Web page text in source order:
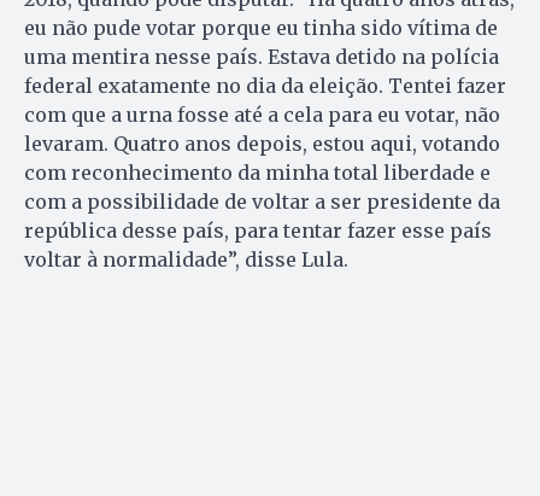
eu não pude votar porque eu tinha sido vítima de
uma mentira nesse país. Estava detido na polícia
federal exatamente no dia da eleição. Tentei fazer
com que a urna fosse até a cela para eu votar, não
levaram. Quatro anos depois, estou aqui, votando
com reconhecimento da minha total liberdade e
com a possibilidade de voltar a ser presidente da
república desse país, para tentar fazer esse país
voltar à normalidade”, disse Lula.